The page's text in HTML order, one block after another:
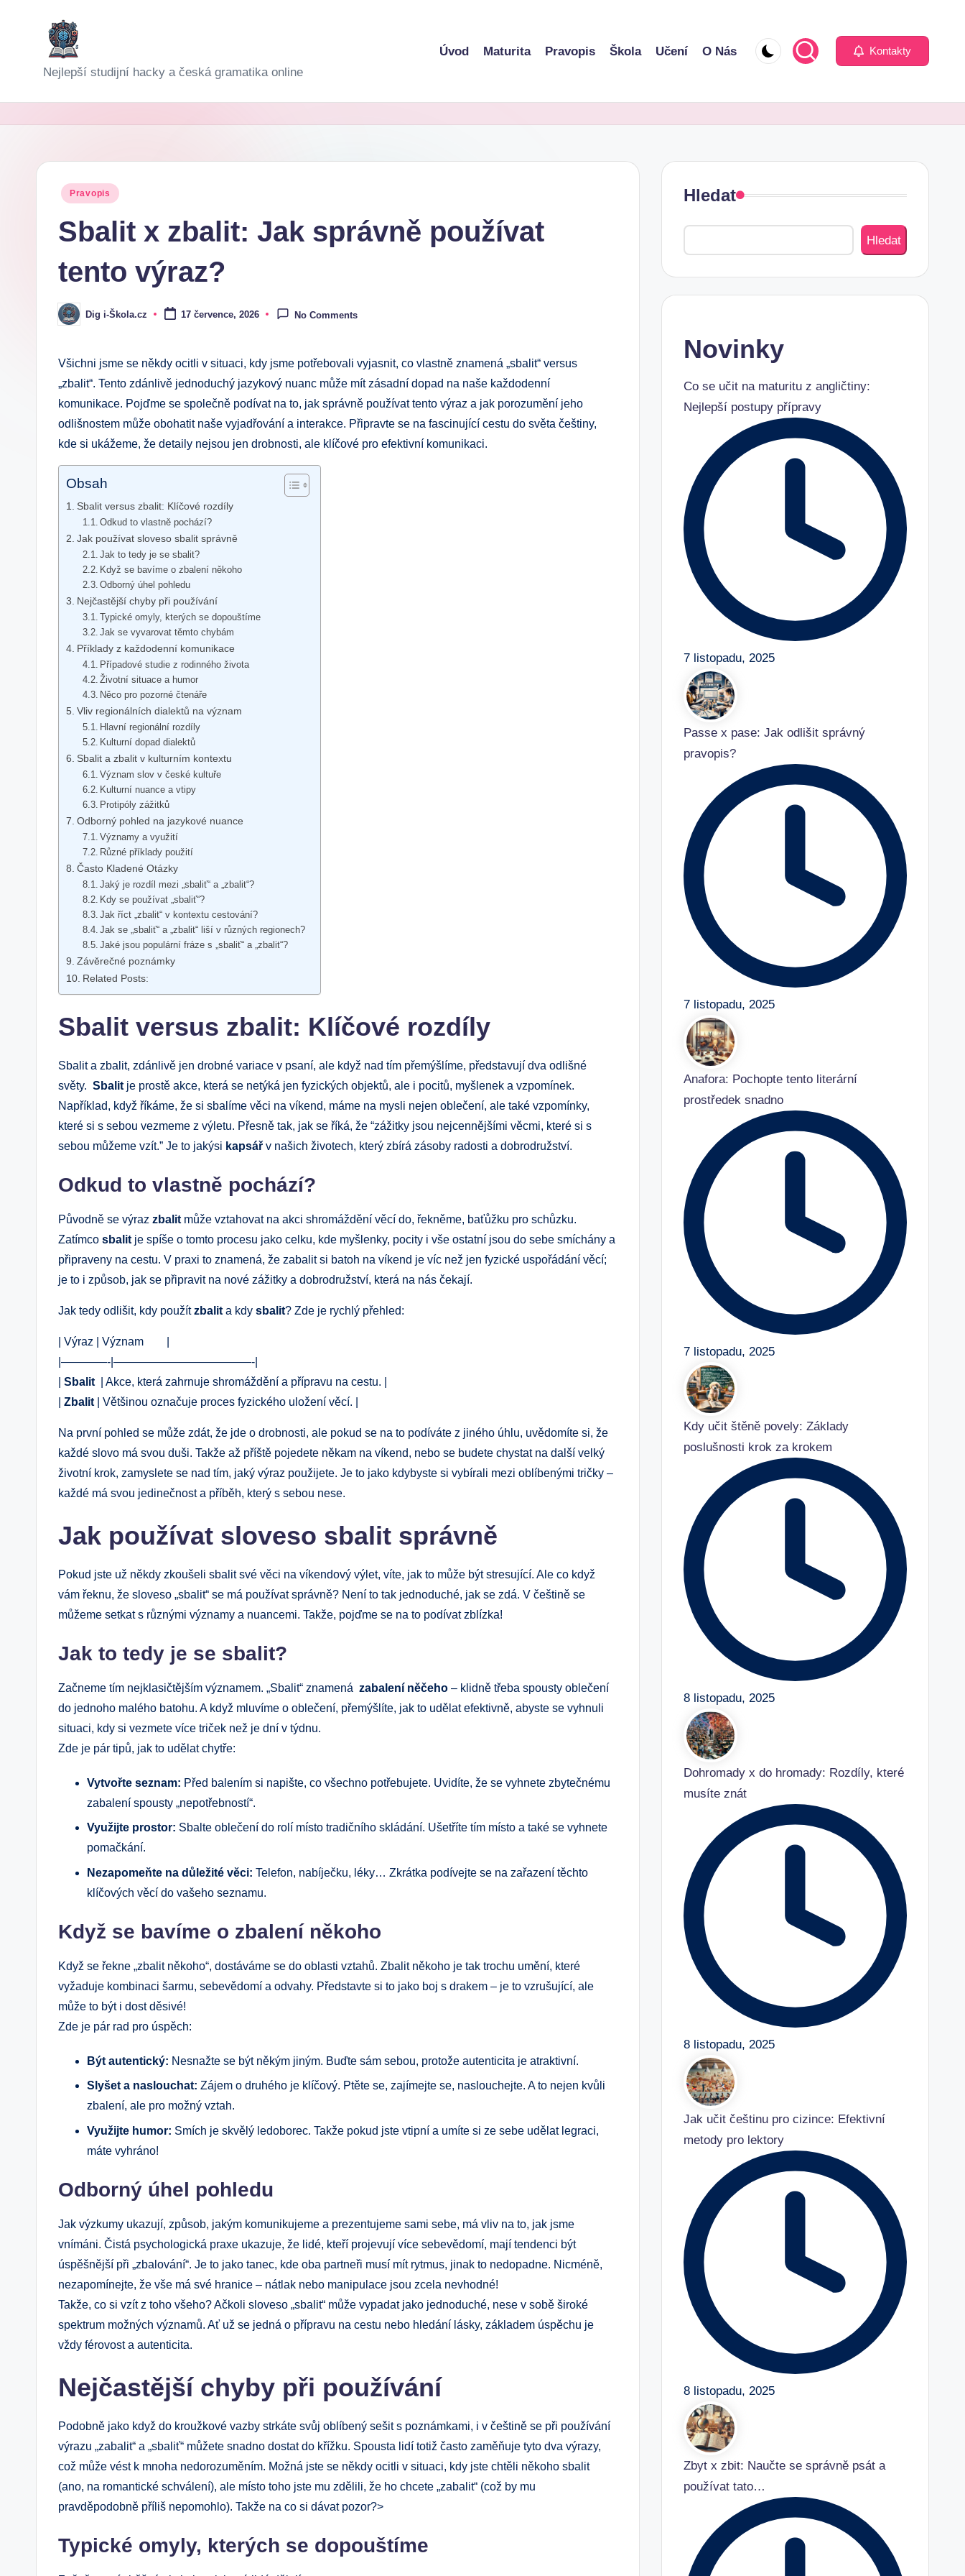
D
i
i-
Nejlepší studijní hacky a česká gramatika online
Úvod Maturita Pravopis Škola Učení O Nás Kontakty
Posted
Pravopis
Sbalit x zbalit: Jak správně používat
tento výraz?
Posted
by
Dig i-Škola.cz 17 července, 2026 No Comments
Všichni jsme se ⁢někdy ocitli v⁣ situaci, kdy jsme potřebovali vyjasnit, co vlastně znamená „sbalit“ versus
„zbalit“. Tento zdánlivě jednoduchý jazykový nuanc může⁣ mít zásadní dopad na naše každodenní
komunikace. Pojďme se společně podívat na to,‌ jak správně používat tento výraz a‍ jak porozumění jeho
odlišnostem může obohatit naše vyjadřování a interakce. ⁤Připravte se na fascinující cestu ⁣do světa češtiny,
kde si ukážeme, že detaily nejsou jen​ drobnosti, ale klíčové ‌pro efektivní komunikaci.
Obsah
Sbalit versus zbalit: Klíčové rozdíly
Odkud to vlastně pochází?
Jak používat​ sloveso sbalit správně
Jak to tedy je⁣ se ⁤sbalit?
Když se bavíme o zbalení někoho
Odborný úhel ‍pohledu
Nejčastější chyby při používání
Typické omyly, kterých se dopouštíme
Jak se vyvarovat těmto chybám
Příklady z každodenní komunikace
Případové studie z rodinného života
Životní ⁢situace a humor
Něco pro​ pozorné‍ čtenáře
Vliv regionálních dialektů na význam
Hlavní regionální rozdíly
Kulturní dopad dialektů
Sbalit ⁣a⁣ zbalit v kulturním kontextu
Význam slov​ v české kultuře
Kulturní nuance a vtipy
Protipóly ⁣zážitků
Odborný pohled⁣ na ‍jazykové nuance
Významy a využití
Různé příklady použití
Často Kladené Otázky
Jaký je rozdíl mezi „sbaliť“ a „zbalit“?
Kdy se‍ používat „sbaliť“?
Jak říct „zbalit“ v kontextu cestování?
Jak‍ se „sbaliť“ a „zbalit“ liší⁢ v různých regionech?
Jaké jsou populární fráze‌ s ‍„sbaliť“ a „zbalit“?
Závěrečné poznámky
Related Posts:
Sbalit versus zbalit: Klíčové rozdíly
Sbalit a zbalit, zdánlivě jen‌ drobné ‌variace v psaní, ale když nad tím přemýšlíme, představují dva odlišné⁢
světy. ⁢ Sbalit je prostě akce, ⁢která⁤ se netýká jen​ fyzických‍ objektů, ale i‍ pocitů, myšlenek ⁣a vzpomínek.
Například, když​ říkáme, že si sbalíme věci na víkend, máme na⁣ mysli nejen oblečení, ale také vzpomínky,
které si s sebou vezmeme z ‍výletu.‌ Přesně tak, jak se říká, že “zážitky⁢ jsou nejcennějšími ⁤věcmi, které si s
sebou ⁣můžeme‌ vzít.” ⁣Je to jakýsi‍ kapsář v našich životech, který zbírá zásoby⁤ radosti a dobrodružství.
Odkud to vlastně pochází?
Původně se výraz zbalit může vztahovat na akci shromáždění věcí do, řekněme, baťůžku pro⁣ schůzku.
Zatímco sbalit je spíše o tomto procesu jako celku, kde myšlenky, pocity i vše ostatní jsou do sebe smíchány ‌a
připraveny na cestu. V praxi to znamená, že zabalit si batoh⁤ na ‌víkend je víc​ než jen fyzické uspořádání věcí;
je to i způsob, jak se připravit‍ na nové zážitky a dobrodružství, která na nás‍ čekají.
Jak tedy ⁢odlišit, kdy⁢ použítzbalit a kdy sbalit? Zde je rychlý přehled:
| Výraz | Význam ‌ ⁤ ‍ ⁣ ​ ⁢ ⁣ |
|————-|————————————-|
Sbalit ⁣ | Akce, která zahrnuje ⁤shromáždění a​ přípravu na cestu. |
Zbalit |⁤ Většinou označuje proces fyzického ‍uložení věcí. |
Na první pohled se může zdát, že jde ‌o drobnosti, ale pokud‍ se na to podíváte z jiného úhlu, uvědomíte si, že
každé ⁤slovo má svou​ duši.⁣ Takže až ⁤příště pojedete někam na víkend, nebo se budete chystat na další velký
životní krok, zamyslete se ‌nad tím, jaký výraz použijete. ‍Je to jako kdybyste si vybírali mezi oblíbenými tričky –
každé má svou jedinečnost a příběh, který s sebou nese.
Jak používat​ sloveso sbalit správně
Pokud jste už někdy zkoušeli sbalit své⁤ věci​ na víkendový​ výlet, víte, jak ‍to může ‌být stresující. Ale co když
vám řeknu,⁣ že ‌sloveso‌ „sbalit“ se má používat správně?⁣ Není to tak jednoduché, jak se zdá. V češtině se
můžeme ​setkat s různými významy a nuancemi. Takže, pojďme se na ​to podívat zblízka!
Jak to tedy je⁣ se ⁤sbalit?
Začneme tím‌ nejklasičtějším významem. „Sbalit“ znamená ⁤ zabalení‍ něčeho – klidně třeba ⁤spousty oblečení
do jednoho malého batohu. A když mluvíme o oblečení, přemýšlíte, jak to ‍udělat efektivně, abyste se vyhnuli
situaci,⁢ kdy si vezmete více triček než je dní v týdnu.
Zde je pár tipů, jak⁤ to udělat chytře:
Vytvořte seznam: Před‌ balením⁢ si napište, co všechno potřebujete. Uvidíte, že se vyhnete zbytečnému
zabalení spousty „nepotřebností“.
Využijte prostor: Sbalte oblečení do rolí místo tradičního skládání. Ušetříte tím místo a také se vyhnete
pomačkání.
Nezapomeňte na důležité věci: Telefon, nabíječku, léky… Zkrátka podívejte se na zařazení těchto
klíčových věcí do vašeho seznamu.
Když se bavíme o zbalení někoho
Když se řekne „zbalit někoho“, dostáváme⁣ se ‌do‌ oblasti vztahů. Zbalit někoho je ⁤tak trochu umění, které
vyžaduje kombinaci šarmu, sebevědomí ‌a odvahy. Představte si to jako boj s drakem – je to vzrušující, ale
může to být i dost děsivé!
Zde je pár rad ‌pro ⁢úspěch:
Být autentický: Nesnažte se být⁢ někým jiným. Buďte⁢ sám sebou, protože autenticita je atraktivní.
Slyšet⁤ a naslouchat: Zájem o druhého ⁣je⁤ klíčový. Ptěte se, zajímejte se, naslouchejte. A to nejen kvůli
⁣zbalení, ale pro ⁣možný‍ vztah.
Využijte humor: Smích je skvělý ⁤ledoborec. Takže pokud jste vtipní a umíte si ze sebe udělat legraci,
máte vyhráno!
Odborný úhel ‍pohledu
Jak výzkumy ukazují, způsob, jakým komunikujeme a prezentujeme sami sebe, má vliv na to, jak jsme
vnímáni. Čistá psychologická praxe ukazuje, že lidé, kteří projevují ‌více sebevědomí, mají tendenci být
úspěšnější při „zbalování“.‌ Je to jako tanec, kde oba partneři musí ⁣mít ⁣rytmus, jinak ⁣to nedopadne. Nicméně,
nezapomínejte, že vše má své hranice – nátlak nebo manipulace jsou zcela nevhodné!
Takže, co⁤ si vzít z toho všeho?​ Ačkoli sloveso „sbalit“ může vypadat jako ‍jednoduché, nese v sobě široké
spektrum možných významů. Ať už se jedná o přípravu na ‌cestu nebo ‌hledání lásky, základem úspěchu je
vždy⁣ férovost a ⁣autenticita.
Nejčastější chyby při používání
Podobně jako když do kroužkové vazby strkáte svůj ​oblíbený sešit s poznámkami, i v češtině se při používání
výrazu „zabalit“ a „sbaliť“ můžete snadno‌ dostat do⁣ křížku. Spousta lidí ​totiž často‌ zaměňuje tyto dva výrazy,
což může⁢ vést k mnoha nedorozuměním.‌ Možná jste se někdy ocitli⁢ v situaci, kdy ⁣jste chtěli někoho sbalit
(ano, na ⁤romantické ‍schválení), ale ‌místo toho‌ jste‍ mu zdělili, že‍ ho chcete „zabalit“ (což by mu
pravděpodobně příliš nepomohlo). Takže na co si ‍dávat ⁢pozor?>
Typické omyly, kterých se dopouštíme
Hledat
Hledat
Novinky
Co se učit na maturitu z angličtiny:
Nejlepší postupy přípravy
7 listopadu, 2025
Passe x pase: Jak odlišit správný
pravopis?
7 listopadu, 2025
Anafora: Pochopte tento literární
prostředek snadno
7 listopadu, 2025
Kdy učit štěně povely: Základy
poslušnosti krok za krokem
8 listopadu, 2025
Dohromady x do hromady: Rozdíly, které
musíte znát
8 listopadu, 2025
Jak učit češtinu pro cizince: Efektivní
metody pro lektory
8 listopadu, 2025
Zbyt x zbit: Naučte se správně psát a
používat tato…